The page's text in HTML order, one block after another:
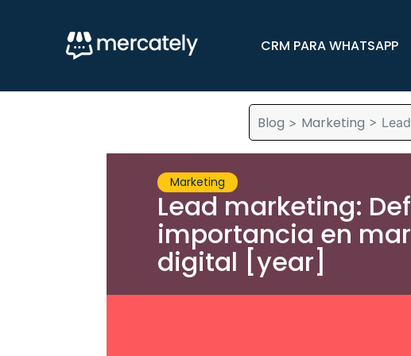
CRM PARA WHATSAPP
Blog > Marketing >
Marketing
Lead marketing:
importancia en
digital [year]